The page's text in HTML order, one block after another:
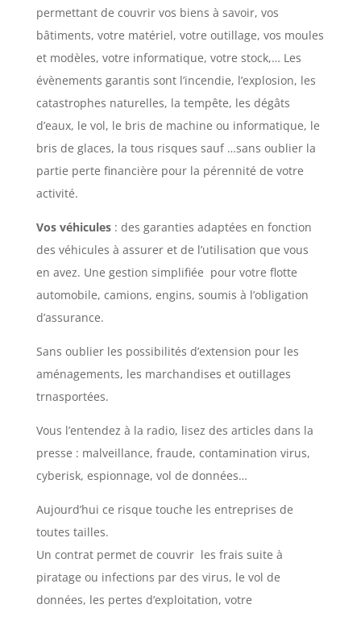
permettant de couvrir vos biens à savoir, vos
bâtiments, votre matériel, votre outillage, vos moules
et modèles, votre informatique, votre stock,… Les
évènements garantis sont l’incendie, l’explosion, les
catastrophes naturelles, la tempête, les dégâts
d’eaux, le vol, le bris de machine ou informatique, le
bris de glaces, la tous risques sauf …sans oublier la
partie perte financière pour la pérennité de votre
activité.
Vos véhicules: des garanties adaptées en fonction
des véhicules à assurer et de l’utilisation que vous
en avez. Une gestion simplifiée pour votre flotte
automobile, camions, engins, soumis à l’obligation
d’assurance.
Sans oublier les possibilités d’extension pour les
aménagements, les marchandises et outillages
trnasportées.
Vous l’entendez à la radio, lisez des articles dans la
presse : malveillance, fraude, contamination virus,
cyberisk, espionnage, vol de données…
Aujourd’hui ce risque touche les entreprises de
toutes tailles.
Un contrat permet de couvrir les frais suite à
piratage ou infections par des virus, le vol de
données, les pertes d’exploitation, votre